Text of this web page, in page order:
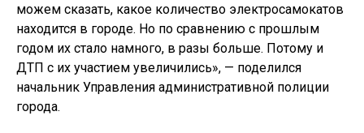
можем сказать, какое количество электросамокатов
находится в городе. Но по сравнению с прошлым
годом их стало намного, в разы больше. Потому и
ДТП с их участием увеличились», — поделился
начальник Управления административной полиции
города.